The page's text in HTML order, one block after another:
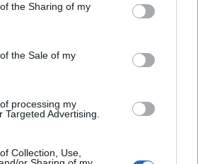
the Sharing of my
the Sale of my
processing my
Targeted Advertising.
Collection, Use,
l’invio per 1 mese in promozione
I dati che ci fornirai non
in alcun modo, ma conservati nel